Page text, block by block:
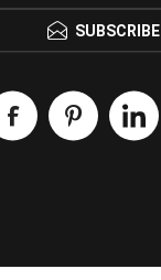
SUBSCRIBE